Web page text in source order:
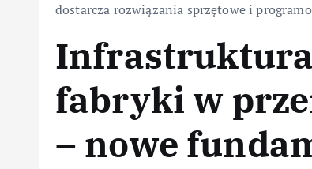
dostarcza rozwiązania sprzętowe i
fabryki w
– nowe